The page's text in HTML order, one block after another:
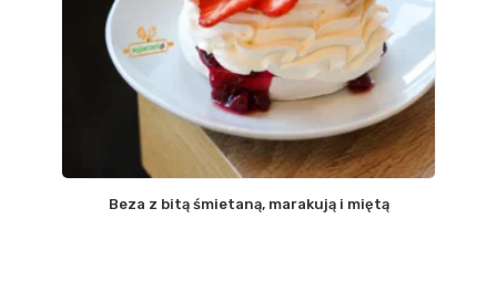
Beza z bitą śmietaną, marakują i miętą